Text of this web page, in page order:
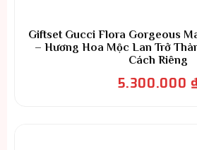
Giftset Gucci Flora Gorgeous
– Hương Hoa Mộc Lan Trở
Cách Riêng
5.300.000